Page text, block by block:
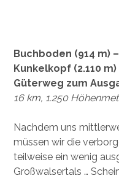
Buchboden (914 m)
Kunkelkopf (2.110
Güterweg zum
16 km, 1.250
Nachdem uns
müssen wir die
teilweise ein wenig
Großwalsertals …